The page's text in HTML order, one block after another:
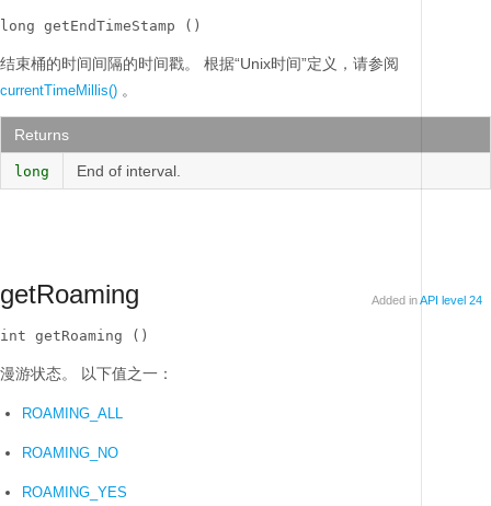
long getEndTimeStamp ()
结束桶的时间间隔的时间戳。 根据“Unix时间”定义，请参阅
currentTimeMillis() 。
Returns
long End of interval.
getRoaming Added inAPI level 24
int getRoaming ()
漫游状态。 以下值之一：
ROAMING_ALL
ROAMING_NO
ROAMING_YES